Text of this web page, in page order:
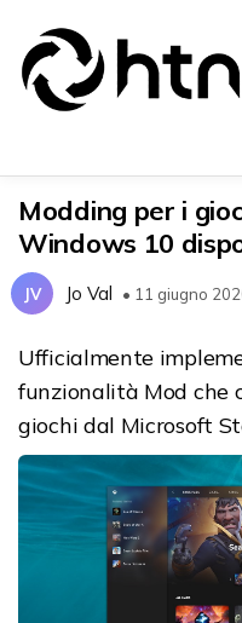
Modding per i
Windows 10
JV Jo Val • 11 giugno
Ufficialmente
funzionalità Mod che
giochi dal Microsoft